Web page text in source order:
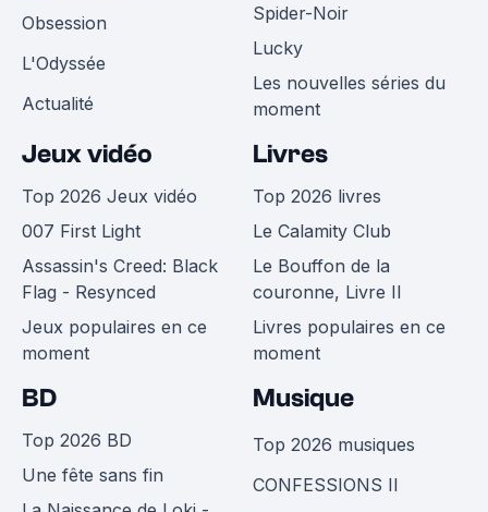
Obsession
L'Odyssée
Actualité
Spider-Noir
Lucky
Les nouvelles séries du
moment
Jeux vidéo
Top 2026 Jeux vidéo
007 First Light
Assassin's Creed: Black
Flag - Resynced
Jeux populaires en ce
moment
Livres
Top 2026 livres
Le Calamity Club
Le Bouffon de la
couronne, Livre II
Livres populaires en ce
moment
BD
Top 2026 BD
Une fête sans fin
Musique
Top 2026 musiques
CONFESSIONS II